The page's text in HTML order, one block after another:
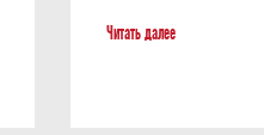
Читать далее